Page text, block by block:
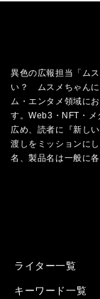
異色の広報担当「ム
い？ ムスメちゃんに
ム・エンタメ領域に
す。Web3・NFT・メ
広め、読者に『新し
渡しをミッションに
名、製品名は一般に
ライター一覧
キーワード一覧